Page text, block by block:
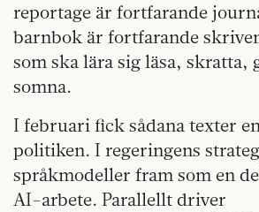
reportage är fortfarande
barnbok är fortfarande
som ska lära sig läsa, skratta,
somna.
I februari fick sådana texter
politiken. I regeringens
språkmodeller fram som en
AI-arbete. Parallellt driver